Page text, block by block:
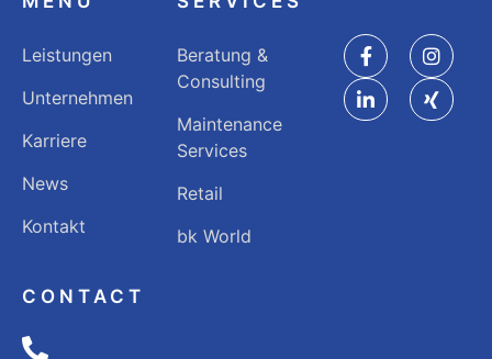
Leistungen
Unternehmen
Karriere
News
Kontakt
Beratung &
Consulting
Maintenance
Services
Retail
bk World
CONTACT